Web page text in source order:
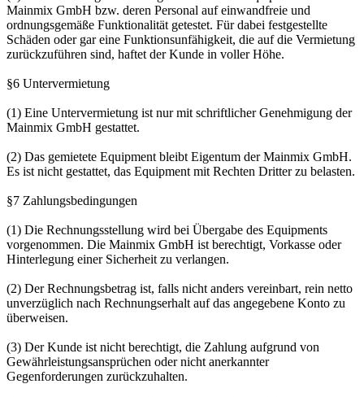
Mainmix GmbH bzw. deren Personal auf einwandfreie und
ordnungsgemäße Funktionalität getestet. Für dabei festgestellte
Schäden oder gar eine Funktionsunfähigkeit, die auf die Vermietung
zurückzuführen sind, haftet der Kunde in voller Höhe.
§6 Untervermietung
(1) Eine Untervermietung ist nur mit schriftlicher Genehmigung der
Mainmix GmbH gestattet.
(2) Das gemietete Equipment bleibt Eigentum der Mainmix GmbH.
Es ist nicht gestattet, das Equipment mit Rechten Dritter zu belasten.
§7 Zahlungsbedingungen
(1) Die Rechnungsstellung wird bei Übergabe des Equipments
vorgenommen. Die Mainmix GmbH ist berechtigt, Vorkasse oder
Hinterlegung einer Sicherheit zu verlangen.
(2) Der Rechnungsbetrag ist, falls nicht anders vereinbart, rein netto
unverzüglich nach Rechnungserhalt auf das angegebene Konto zu
überweisen.
(3) Der Kunde ist nicht berechtigt, die Zahlung aufgrund von
Gewährleistungsansprüchen oder nicht anerkannter
Gegenforderungen zurückzuhalten.